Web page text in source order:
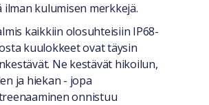
ilman kulumisen merkkejä.
kaikkiin olosuhteisiin IP68-
kuulokkeet ovat täysin
Ne kestävät hikoilun,
ja hiekan - jopa
onnistuu